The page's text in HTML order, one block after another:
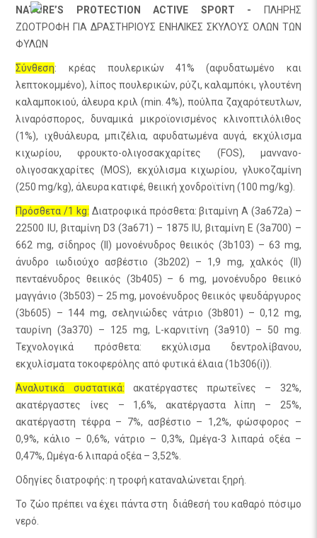
NATURE’S PROTECTION ACTIVE SPORT -
ΠΛΗΡΗΣ
ΖΩΟΤΡΟΦΗ ΓΙΑ ΔΡΑΣΤΗΡΙΟΥΣ ΕΝΗΛΙΚΕΣ ΣΚΥΛΟΥΣ ΟΛΩΝ ΤΩΝ
ΦΥΛΩΝ
Σύνθεση: κρέας πουλερικών 41% (αφυδατωμένο και
λεπτοκομμένο), λίπος πουλερικών, ρύζι, καλαμπόκι, γλουτένη
καλαμποκιού, άλευρα κριλ (min. 4%), πούλπα ζαχαρότευτλων,
λιναρόσπορος, δυναμικά μικροϊονισμένος κλινοπτιλόλιθος
(1%), ιχθυάλευρα, μπιζέλια, αφυδατωμένα αυγά, εκχύλισμα
κιχωρίου, φρουκτο-ολιγοσακχαρίτες (FOS), μαννανο-
ολιγοσακχαρίτες (MOS), εκχύλισμα κιχωρίου, γλυκοζαμίνη
(250 mg/kg), άλευρα κατιφέ, θειική χονδροϊτίνη (100 mg/kg).
Πρόσθετα /1 kg: Διατροφικά πρόσθετα: βιταμίνη A (3a672a) –
22500 IU, βιταμίνη D3 (3a671) – 1875 IU, βιταμίνη E (3a700) –
662 mg, σίδηρος (II) μονοένυδρος θειικός (3b103) – 63 mg,
άνυδρο ιωδιούχο ασβέστιο (3b202) – 1,9 mg, χαλκός (II)
πενταένυδρος θειικός (3b405) – 6 mg, μονοένυδρο θειικό
μαγγάνιο (3b503) – 25 mg, μονοένυδρος θειικός ψευδάργυρος
(3b605) – 144 mg, σεληνιώδες νάτριο (3b801) – 0,12 mg,
ταυρίνη (3a370) – 125 mg, L-καρνιτίνη (3a910) – 50 mg.
Τεχνολογικά πρόσθετα: εκχύλισμα δεντρολίβανου,
εκχυλίσματα τοκοφερόλης από φυτικά έλαια (1b306(i)).
Αναλυτικά συστατικά: ακατέργαστες πρωτεΐνες – 32%,
ακατέργαστες ίνες – 1,6%, ακατέργαστα λίπη – 25%,
ακατέργαστη τέφρα – 7%, ασβέστιο – 1,2%, φώσφορος –
0,9%, κάλιο – 0,6%, νάτριο – 0,3%, Ωμέγα-3 λιπαρά οξέα –
0,47%, Ωμέγα-6 λιπαρά οξέα – 3,52%.
Οδηγίες διατροφής: η τροφή καταναλώνεται ξηρή.
Το ζώο πρέπει να έχει πάντα στη διάθεσή του καθαρό πόσιμο
νερό.